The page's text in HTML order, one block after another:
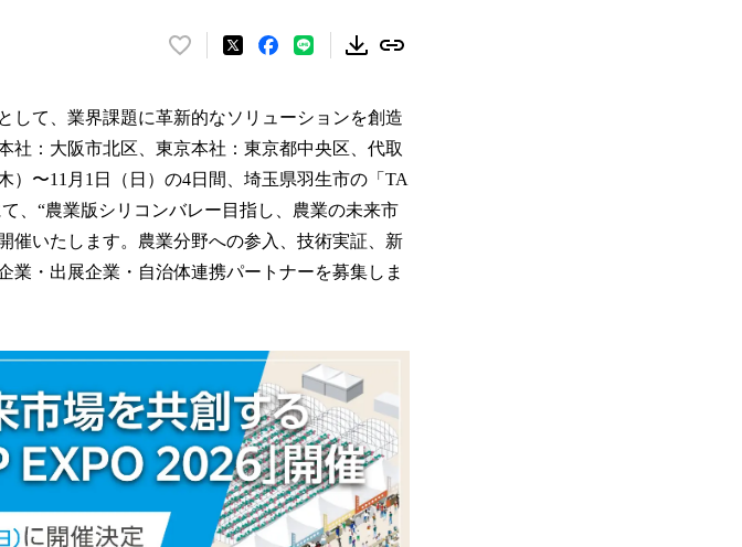
い
！
数
を
み
込
み
して、業界課題に革新的なソリューションを創造
社：大阪市北区、東京本社：東京都中央区、代取
）〜11月1日（日）の4日間、埼玉県羽生市の「TA
、“農業版シリコンバレー目指し、農業の未来市
催いたします。農業分野への参入、技術実証、新
業・出展企業・自治体連携パートナーを募集しま